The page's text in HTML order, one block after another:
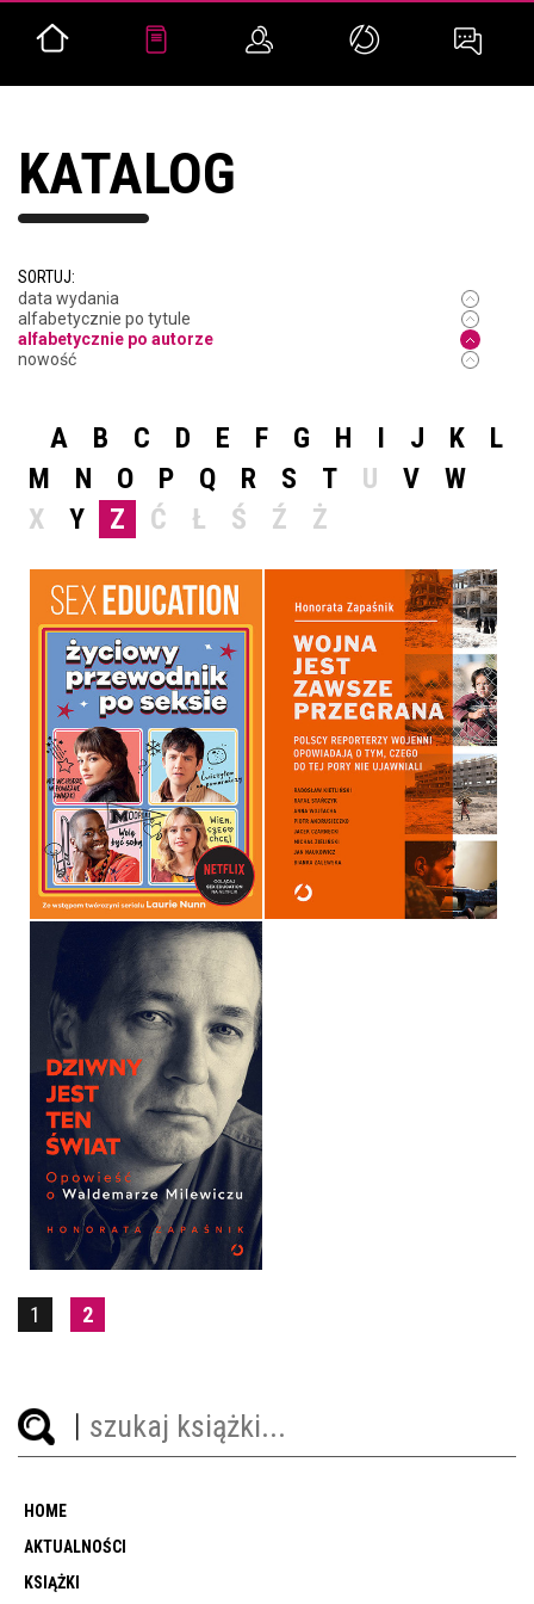
KATALOG
SORTUJ:
data wydania
alfabetycznie po tytule
alfabetycznie po autorze
nowość
A B C D E F G H I J K
L
M
N O P Q R S T U V
W
X
Y Z Ć Ł Ś Ź Ż
ŻYCIOWY PRZEWODNIK
PO SEKSIE.
OPRACOWANIE ZBIOROWE
OPRAWA TWARDA
44,99 ZŁ
WOJNA JEST ZAWSZE
PRZEGRANA
HONORATA ZAPAŚNIK
OPRAWA MIĘKKA ZE SKRZYDEŁKAMI
39,90 ZŁ
DZIWNY JEST TEN ŚWIAT
HONORATA ZAPAŚNIK
OPRAWA TWARDA
54,99 ZŁ
1 2
HOME
AKTUALNOŚCI
KSIĄŻKI